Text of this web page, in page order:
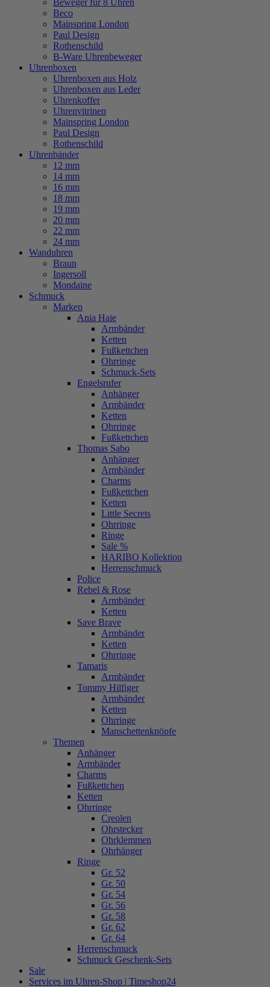
Beweger für 8 Uhren
Beco
Mainspring London
Paul Design
Rothenschild
B-Ware Uhrenbeweger
Uhrenboxen
Uhrenboxen aus Holz
Uhrenboxen aus Leder
Uhrenkoffer
Uhrenvitrinen
Mainspring London
Paul Design
Rothenschild
Uhrenbänder
12 mm
14 mm
16 mm
18 mm
19 mm
20 mm
22 mm
24 mm
Wanduhren
Braun
Ingersoll
Mondaine
Schmuck
Marken
Ania Haie
Armbänder
Ketten
Fußkettchen
Ohrringe
Schmuck-Sets
Engelsrufer
Anhänger
Armbänder
Ketten
Ohrringe
Fußkettchen
Thomas Sabo
Anhänger
Armbänder
Charms
Fußkettchen
Ketten
Little Secrets
Ohrringe
Ringe
Sale %
HARIBO Kollektion
Herrenschmuck
Police
Rebel & Rose
Armbänder
Ketten
Save Brave
Armbänder
Ketten
Ohrringe
Tamaris
Armbänder
Tommy Hilfiger
Armbänder
Ketten
Ohrringe
Manschettenknöpfe
Themen
Anhänger
Armbänder
Charms
Fußkettchen
Ketten
Ohrringe
Creolen
Ohrstecker
Ohrklemmen
Ohrhänger
Ringe
Gr. 52
Gr. 50
Gr. 54
Gr. 56
Gr. 58
Gr. 62
Gr. 64
Herrenschmuck
Schmuck Geschenk-Sets
Sale
Services im Uhren-Shop | Timeshop24